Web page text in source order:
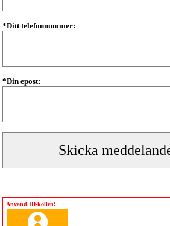
*Ditt telefonnummer:
*Din epost:
Använd ID-kollen!